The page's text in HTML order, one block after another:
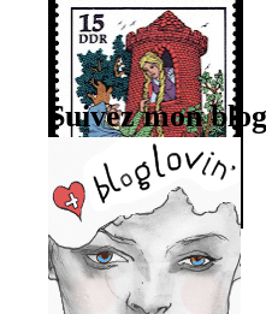
Suivez mon